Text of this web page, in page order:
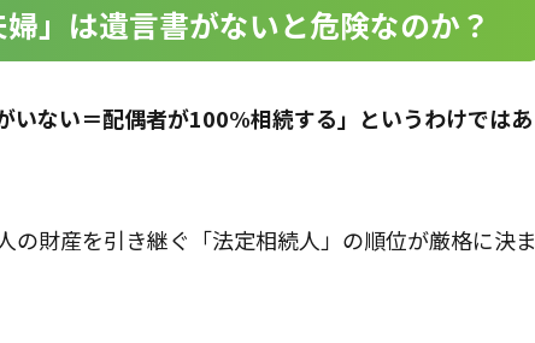
」は遺言書がないと危険なのか？
いない＝配偶者が100%相続する」というわけではあ
の財産を引き継ぐ「法定相続人」の順位が厳格に決ま